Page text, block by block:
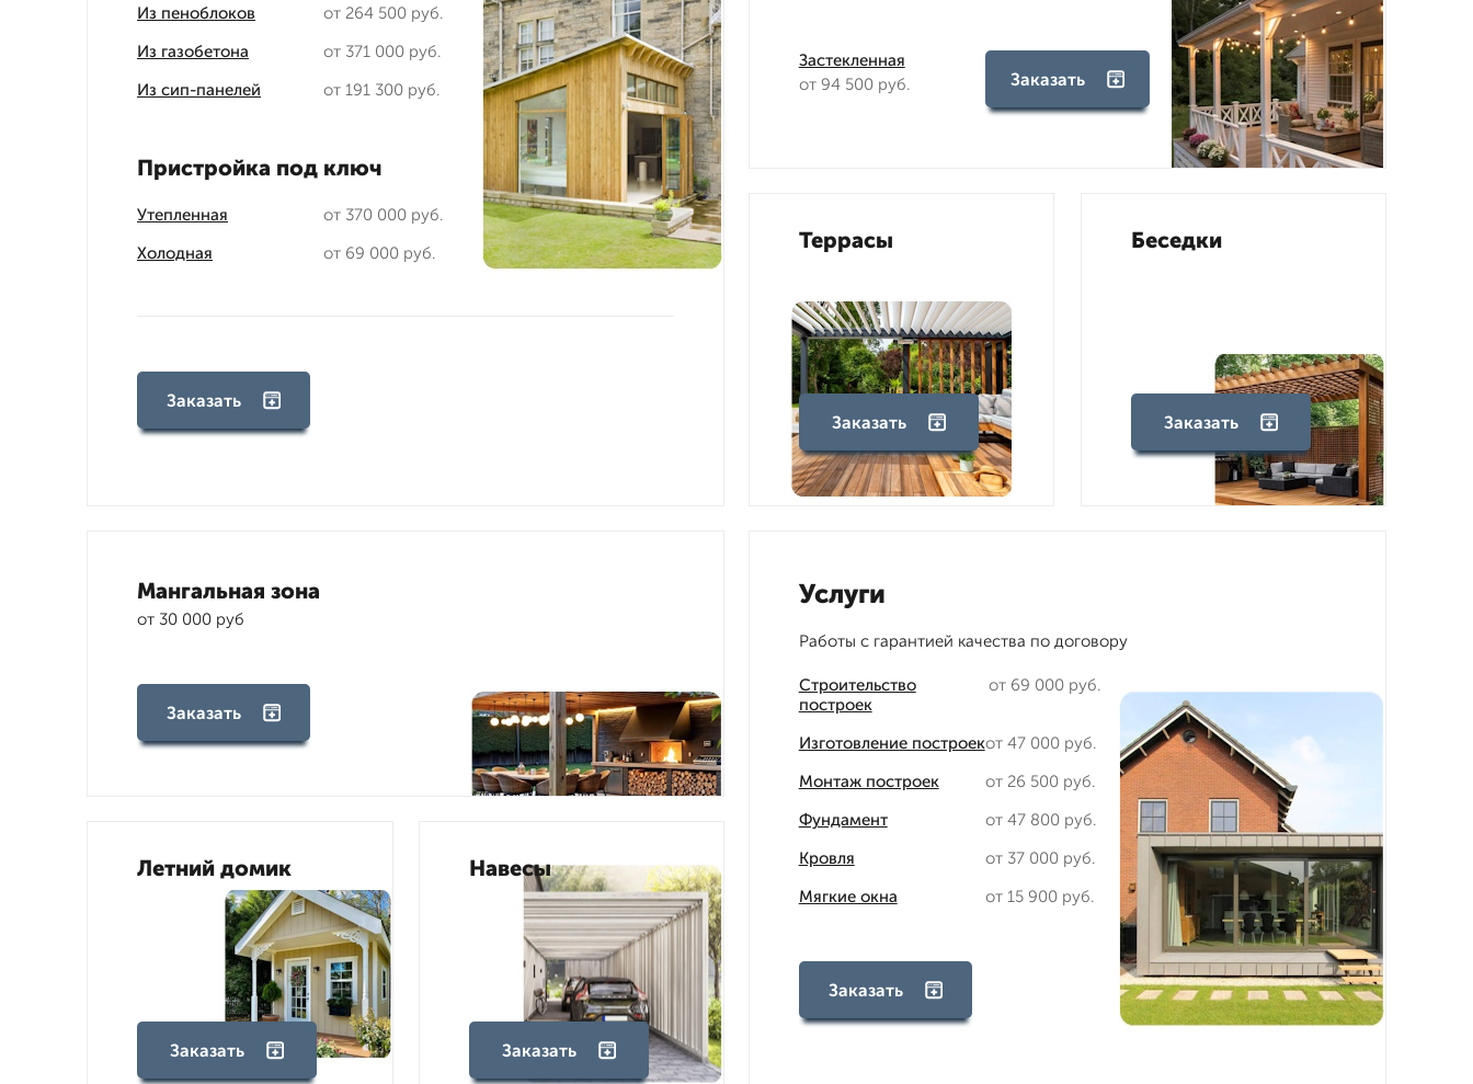
Из пеноблоков
от 264 500 руб.
Из газобетона
от 371 000 руб.
Из сип-панелей
от 191 300 руб.
Пристройка под ключ
Утепленная
от 370 000 руб.
Холодная
от 69 000 руб.
Заказать
Застекленная
от 94 500 руб.
Заказать
Террасы
Заказать
Беседки
Заказать
Мангальная зона
от 30 000 руб
Заказать
Летний домик
Заказать
Навесы
Заказать
Услуги
Работы с гарантией качества по договору
Строительство
построек
от 69 000 руб.
Изготовление построекот 47 000 руб.
Монтаж построек
от 26 500 руб.
Фундамент
от 47 800 руб.
Кровля
от 37 000 руб.
Мягкие окна
от 15 900 руб.
Заказать